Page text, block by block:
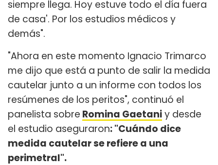
siempre llega. Hoy estuve todo el día fuera
de casa'. Por los estudios médicos y
demás".
"Ahora en este momento Ignacio Trimarco
me dijo que está a punto de salir la medida
cautelar junto a un informe con todos los
resúmenes de los peritos", continuó el
panelista sobre Romina Gaetaniy desde
el estudio aseguraron: "Cuándo dice
medida cautelar se refiere a una
perimetral".